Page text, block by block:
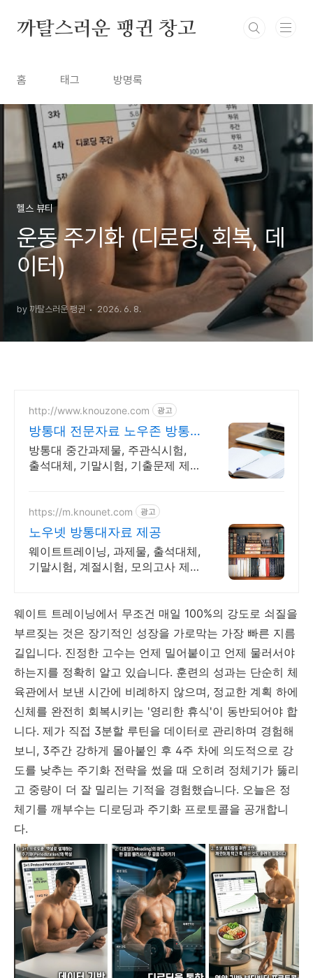
까탈스러운 팽귄 창고
홈 태그 방명록
헬스 뷰티
운동 주기화 (디로딩, 회복, 데
이터)
by 까탈스러운 팽귄 2026. 6. 8.
http://www.knouzone.com 광고
방통대 전문자료 노우존 방통
대 자료포털 NO.1
방통대 중간과제물, 주관식시험,
출석대체, 기말시험, 기출문제 제
https://m.knounet.com 광고
노우넷 방통대자료 제공
웨이트트레이닝, 과제물, 출석대체,
기말시험, 계절시험, 모의고사 제
웨이트 트레이닝에서 무조건 매일 100%의 강도로 쇠질을
부르짖는 것은 장기적인 성장을 가로막는 가장 빠른 지름
길입니다. 진정한 고수는 언제 밀어붙이고 언제 물러서야
하는지를 정확히 알고 있습니다. 훈련의 성과는 단순히 체
육관에서 보낸 시간에 비례하지 않으며, 정교한 계획 하에
신체를 완전히 회복시키는 '영리한 휴식'이 동반되어야 합
니다. 제가 직접 3분할 루틴을 데이터로 관리하며 경험해
보니, 3주간 강하게 몰아붙인 후 4주 차에 의도적으로 강
도를 낮추는 주기화 전략을 썼을 때 오히려 정체기가 뚫리
고 중량이 더 잘 밀리는 기적을 경험했습니다. 오늘은 정
체기를 깨부수는 디로딩과 주기화 프로토콜을 공개합니
다.